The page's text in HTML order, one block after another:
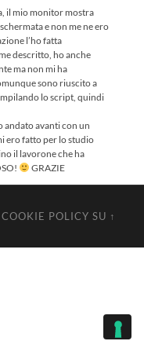
il mio monitor mostra
e non me ne ero
l’ho fatta
descritto, ho anche
ma non mi ha
sono riuscito a
lo script, quindi
andato avanti con un
ero fatto per lo studio
il lavorone che ha
GRAZIE
COOKIE POLICY SU ↑